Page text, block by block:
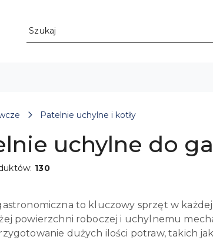
Patelnie uchylne i kotły
uchylne do
130
to kluczowy sprzęt w
powierzchni roboczej i uchylnemu
dużych ilości potraw, takich